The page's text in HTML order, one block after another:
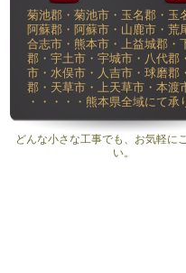
菊池郡・菊池市・玉名郡・玉
阿蘇郡・阿蘇市・山鹿市・荒
合志市・熊本市・上益城郡・
郡・宇土市・宇城市・八代郡
市・水俣市・人吉市・球磨郡
郡・天草市・上天草市・本渡
・・・・・熊本県全域にて承
どんな小さな工事でも、お気軽に
い。